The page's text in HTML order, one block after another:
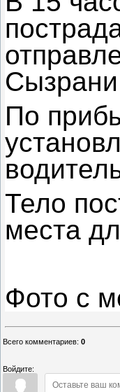
По
Тело
места
Фото с
Всего комментариев: 0
Войдите: